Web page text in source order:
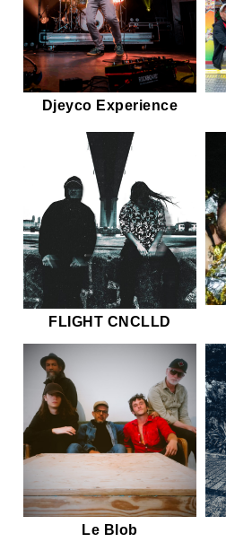
Djeyco Experience
FLIGHT CNCLLD
Le Blob